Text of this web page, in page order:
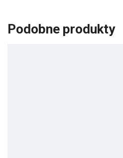
Podobne produkty